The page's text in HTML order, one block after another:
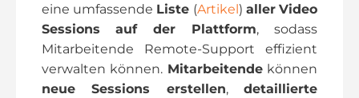
eine umfassende Liste (Artikel) aller Video
Sessions
auf der Plattform, sodass
Mitarbeitende Remote-Support effizient
verwalten können. Mitarbeitendekönnen
neue Sessions erstellen,detaillierte